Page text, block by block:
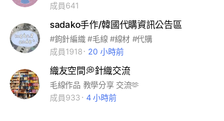
成員641
sadako手作/韓國代購資訊公告區
#鉤針編織 #毛線 #線材 #代購
成員1918
20 小時前
織友空間💭針織交流
毛線作品 教學分享 交流🫶
成員933
4 小時前